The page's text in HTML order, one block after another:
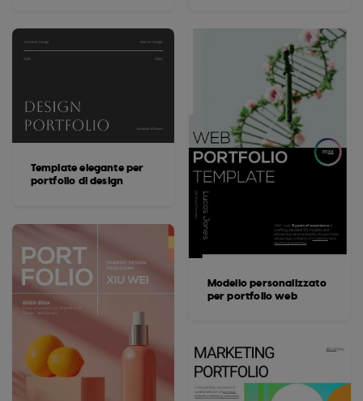
Template elegante per
portfolio di design
Modello personalizzato
per portfolio web